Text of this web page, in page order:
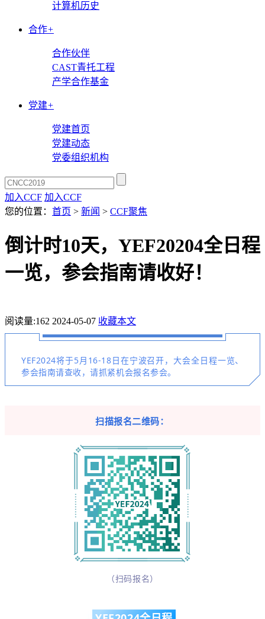
计算机历史
合作+
合作伙伴
CAST青托工程
产学合作基金
党建+
党建首页
党建动态
党委组织机构
加入CCF 加入CCF
您的位置： 首页 > 新闻 > CCF聚焦
倒计时10天，YEF20204全日程
一览，参会指南请收好！
阅读量:162 2024-05-07 收藏本文
YEF2024将于5月16-18日在宁波召开，大会全日程一览、
参会指南请查收，请抓紧机会报名参会。
扫描报名二维码：
（扫码报名）